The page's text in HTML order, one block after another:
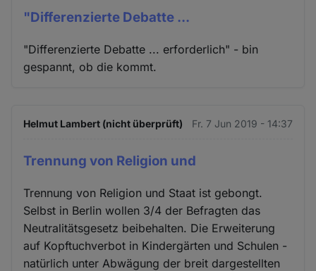
"Differenzierte Debatte ...
"Differenzierte Debatte ... erforderlich" - bin
gespannt, ob die kommt.
Helmut Lambert (nicht überprüft) Fr. 7 Jun 2019 - 14:37
Trennung von Religion und
Trennung von Religion und Staat ist gebongt.
Selbst in Berlin wollen 3/4 der Befragten das
Neutralitätsgesetz beibehalten. Die Erweiterung
auf Kopftuchverbot in Kindergärten und Schulen -
natürlich unter Abwägung der breit dargestellten